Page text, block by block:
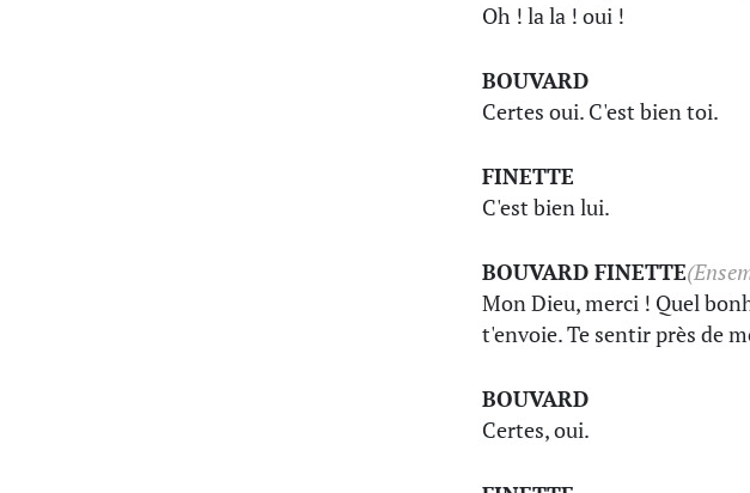
Oh ! la la ! oui !
BOUVARD
Certes oui. C'est bien toi.
FINETTE
C'est bien lui.
BOUVARD FINETTE
Mon Dieu, merci ! Quel
t'envoie. Te sentir près de
BOUVARD
Certes, oui.